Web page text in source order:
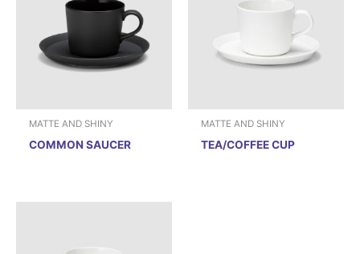
MATTE AND SHINY
COMMON SAUCER
MATTE AND SHINY
TEA/COFFEE CUP